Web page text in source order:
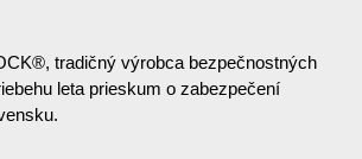
tradičný výrobca bezpečnostných
leta prieskum o zabezpečení